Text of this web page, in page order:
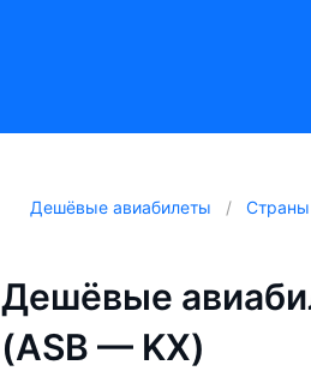
Дешёвые авиабилеты Страны
Дешёвые
(ASB — KX)